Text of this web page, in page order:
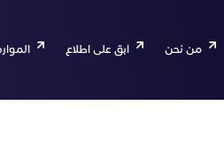
من نحن ابق على اطلاع